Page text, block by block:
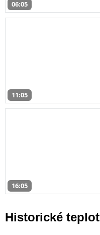
06:05
11:05
16:05
Historické